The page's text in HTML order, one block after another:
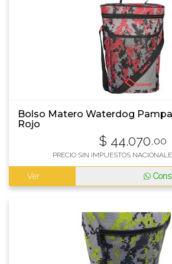
Bolso Matero Waterdog Pampa
Rojo
$ 44.070,00
PRECIO SIN IMPUESTOS
Ver